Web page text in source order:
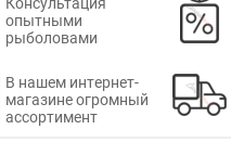
опытными
рыболовами
В нашем интернет-
магазине огромный
ассортимент